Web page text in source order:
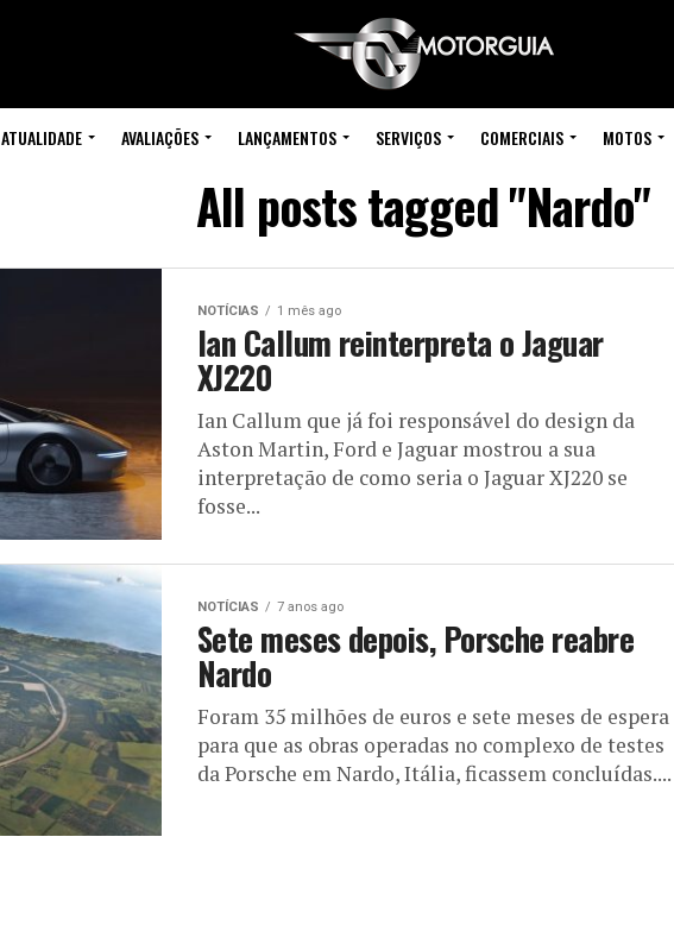
ATUALIDADE AVALIAÇÕES LANÇAMENTOS SERVIÇOS COMERCIAIS MOTOS
All posts tagged "Nardo"
NOTÍCIAS 1 mês ago
Ian Callum reinterpreta o Jaguar
XJ220
Ian Callum que já foi responsável do design da
Aston Martin, Ford e Jaguar mostrou a sua
interpretação de como seria o Jaguar XJ220 se
fosse...
NOTÍCIAS 7 anos ago
Sete meses depois, Porsche reabre
Nardo
Foram 35 milhões de euros e sete meses de espera
para que as obras operadas no complexo de testes
da Porsche em Nardo, Itália, ficassem concluídas....